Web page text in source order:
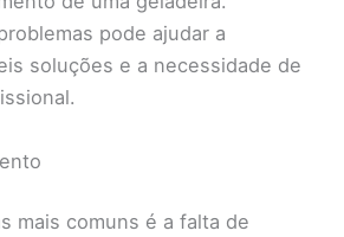
pode ajudar a
soluções e a necessidade de
mais comuns é a falta de